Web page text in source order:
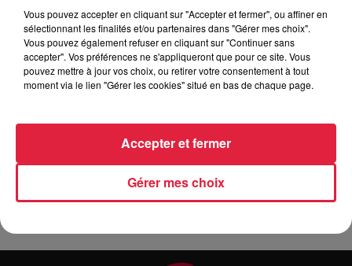
t-il l’assassin ?
Pour le savoir : 3, 2, A… nodins !
https://www.helloasso.com/associations/les-
anodins/evenements/2026-03-21-faites-entrer-l-anodin-clap-
clap
https://fb.me/e/7yeIIvDRD
Vous pouvez accepter en cliquant sur "Accepter et fermer", ou affiner en
sélectionnant les finalités et/ou partenaires dans "Gérer mes choix".
Vous pouvez également refuser en cliquant sur "Continuer sans
accepter". Vos préférences ne s'appliqueront que pour ce site. Vous
pouvez mettre à jour vos choix, ou retirer votre consentement à tout
moment via le lien "Gérer les cookies" situé en bas de chaque page.
Gérer mes choix
Accepter et fermer